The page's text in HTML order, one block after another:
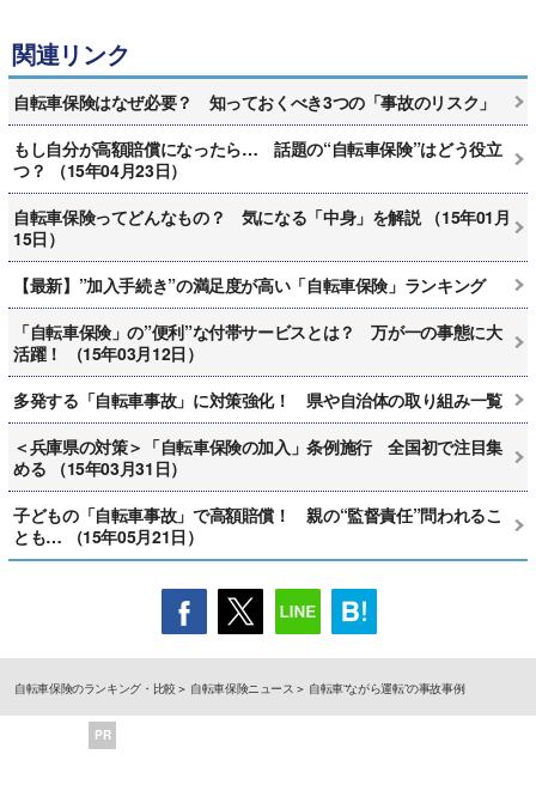
関連リンク
自転車保険はなぜ必要？ 知っておくべき3つの「事故のリスク」
もし自分が高額賠償になったら… 話題の“自転車保険”はどう役立
つ？ （15年04月23日）
自転車保険ってどんなもの？ 気になる「中身」を解説 （15年01月
15日）
【最新】”加入手続き”の満足度が高い「自転車保険」ランキング
「自転車保険」の”便利”な付帯サービスとは？ 万が一の事態に大
活躍！ （15年03月12日）
多発する「自転車事故」に対策強化！ 県や自治体の取り組み一覧
＜兵庫県の対策＞「自転車保険の加入」条例施行 全国初で注目集
める （15年03月31日）
子どもの「自転車事故」で高額賠償！ 親の“監督責任”問われるこ
とも… （15年05月21日）
自転車保険のランキング・比較 自転車保険ニュース 自転車“ながら運転”の事故事例
PR